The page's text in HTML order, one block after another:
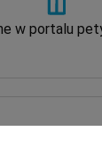
w portalu